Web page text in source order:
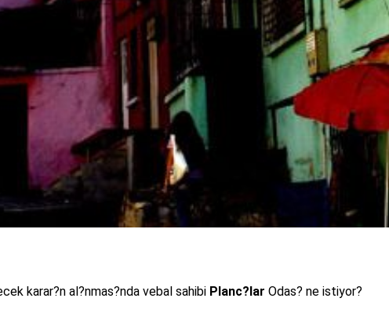
karar?n al?nmas?nda vebal sahibi Planc?lar Odas? ne istiyor?